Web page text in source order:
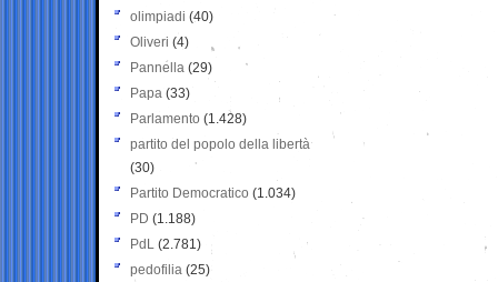
olimpiadi (40)
Oliveri (4)
Pannella (29)
Papa (33)
Parlamento (1.428)
partito del popolo della libertà
(30)
Partito Democratico (1.034)
PD (1.188)
PdL (2.781)
pedofilia (25)